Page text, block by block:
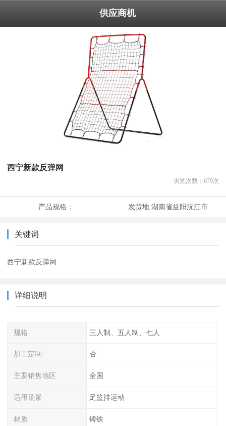
供应商机
西宁新款反弹网
浏览次数： 679次
产品规格： 发货地:湖南省益阳沅江市
关键词
西宁新款反弹网
详细说明
规格 三人制、五人制、七人
加工定制 否
主要销售地区 全国
适用场景 足篮排运动
材质 铸铁